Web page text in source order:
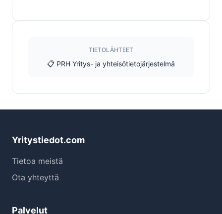
TIETOLÄHTEET
📋 PRH Yritys- ja yhteisötietojärjestelmä
Yritystiedot.com
Tietoa meistä
Ota yhteyttä
Palvelut